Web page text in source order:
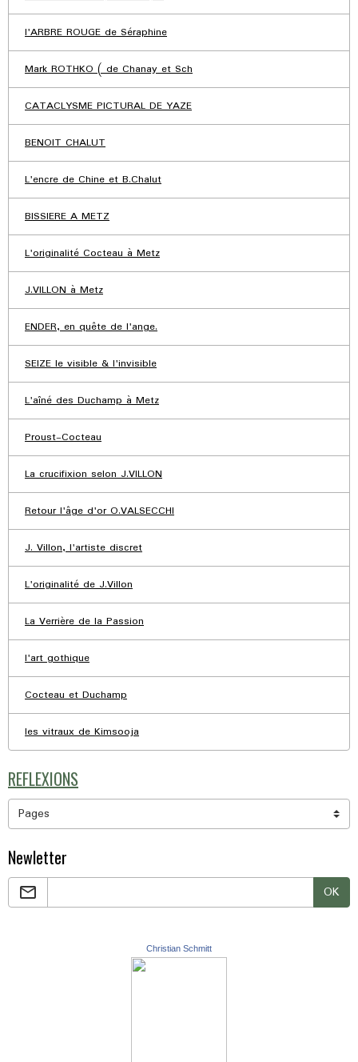
l'ARBRE ROUGE de Séraphine
Mark ROTHKO ( de Chanay et Sch
CATACLYSME PICTURAL DE YAZE
BENOIT CHALUT
L'encre de Chine et B.Chalut
BISSIERE A METZ
L'originalité Cocteau à Metz
J.VILLON à Metz
ENDER, en quête de l'ange.
SEIZE le visible & l'invisible
L'aîné des Duchamp à Metz
Proust-Cocteau
La crucifixion selon J.VILLON
Retour l'âge d'or O.VALSECCHI
J. Villon, l'artiste discret
L'originalité de J.Villon
La Verrière de la Passion
l'art gothique
Cocteau et Duchamp
les vitraux de Kimsooja
REFLEXIONS
Newletter
OK
Christian Schmitt